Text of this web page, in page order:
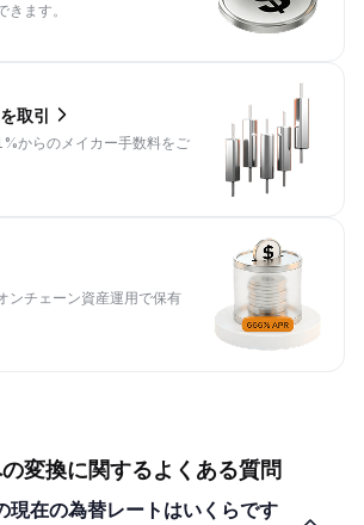
ます。
取引
からのメイカー手数料をご
ンチェーン資産運用で保有
変換に関するよくある質問